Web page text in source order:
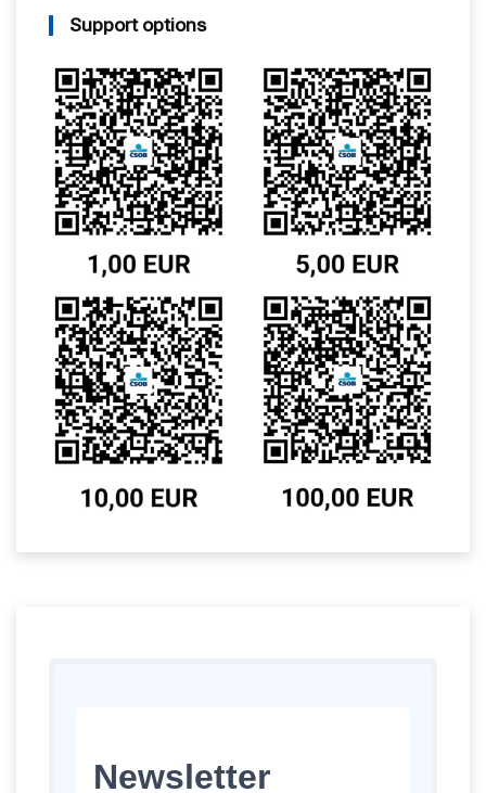
Support options